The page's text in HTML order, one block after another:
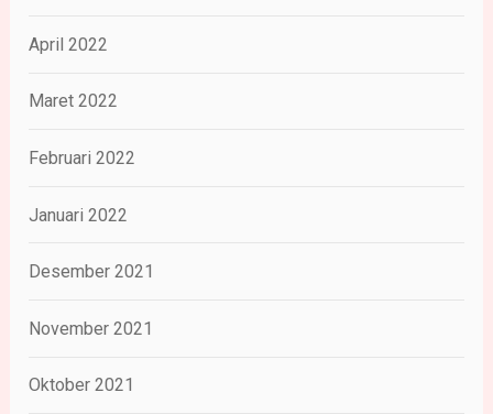
April 2022
Maret 2022
Februari 2022
Januari 2022
Desember 2021
November 2021
Oktober 2021